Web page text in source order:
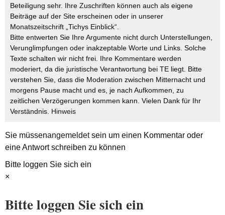
Beteiligung sehr. Ihre Zuschriften können auch als eigene
Beiträge auf der Site erscheinen oder in unserer
Monatszeitschrift „Tichys Einblick“.
Bitte entwerten Sie Ihre Argumente nicht durch Unterstellungen,
Verunglimpfungen oder inakzeptable Worte und Links. Solche
Texte schalten wir nicht frei. Ihre Kommentare werden
moderiert, da die juristische Verantwortung bei TE liegt. Bitte
verstehen Sie, dass die Moderation zwischen Mitternacht und
morgens Pause macht und es, je nach Aufkommen, zu
zeitlichen Verzögerungen kommen kann. Vielen Dank für Ihr
Verständnis. Hinweis
Sie müssenangemeldetsein um einen Kommentar oder
eine Antwort schreiben zu können
Bitte loggen Sie sich ein
×
Bitte loggen Sie sich ein